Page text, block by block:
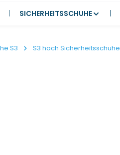
SICHERHEITSSCHUHE
S3 S3 hoch Sicherheitsschuhe